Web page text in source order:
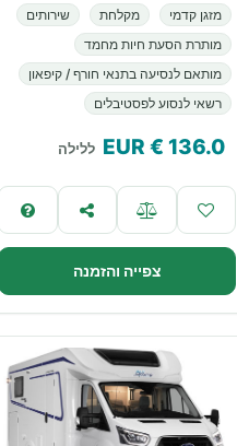
מזגן קדמי מקלחת
שירותים
מותרת הסעת חיות מחמד
מותאם לנסיעה בתנאי חורף / קיפאון
רשאי לנסוע לפסטיבלים
136.0
€ EUR ללילה
צפייה והזמנה